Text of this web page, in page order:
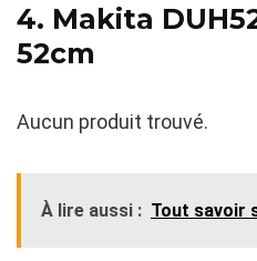
4. Makita
52cm
Aucun produit trouvé.
À lire aussi : Tout savoir